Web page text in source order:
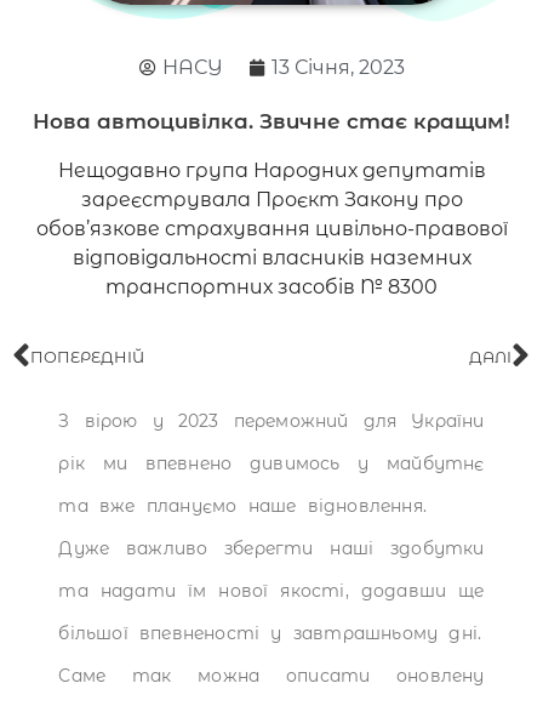
НАСУ 13 Січня, 2023
Нова автоцивілка. Звичне стає кращим!
Нещодавно група Народних депутатів
зареєструвала Проєкт Закону про
обов’язкове страхування цивільно-правової
відповідальності власників наземних
транспортних засобів № 8300
ПОПЕРЕДНІЙ ДАЛІ
З вірою у 2023 переможний для України
рік ми впевнено дивимось у майбутнє
та вже плануємо наше відновлення.
Дуже важливо зберегти наші здобутки
та надати їм нової якості, додавши ще
більшої впевненості у завтрашньому дні.
Саме так можна описати оновлену